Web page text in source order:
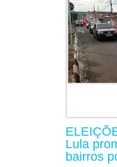
Lula
bairros